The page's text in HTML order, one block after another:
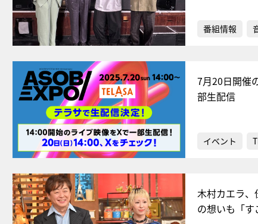
番組情報
7月20日開催
部生配信
イベント
木村カエラ
の想いも「す